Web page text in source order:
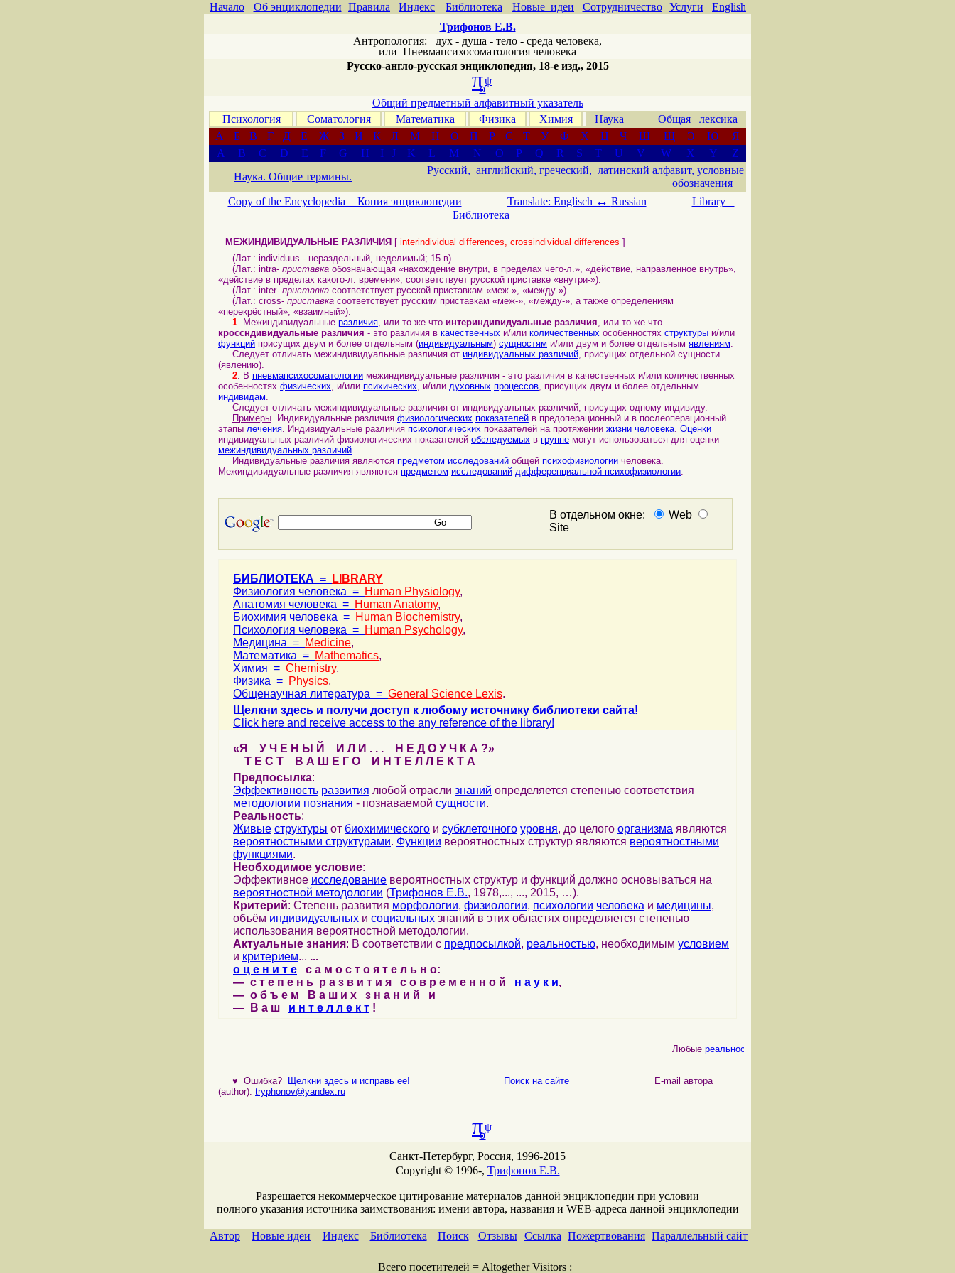
Начало Об энциклопедии Правила Индекс Библиотека Новые идеи Сотрудничество Услуги
English
Трифонов Е.В.
Антропология: дух - душа - тело - среда человека,
или Пневмапсихосоматология человека
Русско-англо-русская энциклопедия, 18-е изд., 2015
πψ
σ
Общий предметный алфавитный указатель
Психология
Соматология Математика Физика Химия
Наука Общая лексика
А
Б В Г Д Е Ж З И К Л М Н О П Р С Т У Ф Х Ц Ч Ш Щ Э Ю
Я
A
B C D E F G H I J K L M N O P Q R S T U V W X Y
Z
Наука. Общие термины.
Русский, английский, греческий, латинский алфавит, условные
обозначения
Copy of the Encyclopedia = Копия энциклопедии Translate: Englisch ↔ Russian
Library =
Библиотека
МЕЖИНДИВИДУАЛЬНЫЕ РАЗЛИЧИЯ [ interindividual differences, crossindividual differences ]
(Лат.: individuus - нераздельный, неделимый; 15 в).
(Лат.: intra- приставка обозначающая «нахождение внутри, в пределах чего-л.», «действие, направленное внутрь»,
«действие в пределах какого-л. времени»; соответствует русской приставке «внутри-»).
(Лат.: inter- приставка соответствует русской приставкам «меж-», «между-»).
(Лат.: cross- приставка соответствует русским приставкам «меж-», «между-», а также определениям
«перекрёстный», «взаимный»).
1. Межиндивидуальные различия, или то же что интериндивидуальные различия, или то же что
кроссндивидуальные различия - это различия в качественных и/или количественных особенностях структуры и/или
функций присущих двум и более отдельным (индивидуальным) сущностям и/или двум и более отдельным явлениям.
Следует отличать межиндивидуальные различия от индивидуальных различий, присущих отдельной сущности
(явлению).
2. В пневмапсихосоматологии межиндивидуальные различия - это различия в качественных и/или количественных
особенностях физических, и/или психических, и/или духовных процессов, присущих двум и более отдельным
индивидам.
Следует отличать межиндивидуальные различия от индивидуальных различий, присущих одному индивиду.
Примеры. Индивидуальные различия физиологических показателей в предоперационный и в послеоперационный
этапы лечения. Индивидуальные различия психологических показателей на протяжении жизни человека. Оценки
индивидуальных различий физиологических показателей обследуемых в группе могут использоваться для оценки
межиндивидуальных различий.
Индивидуальные различия являются предметом исследований общей психофизиологии человека.
Межиндивидуальные различия являются предметом исследований дифференциальной психофизиологии.
В отдельном окне:
Web
Site
БИБЛИОТЕКА =
LIBRARY
Физиология человека = Human Physiology,
Анатомия человека = Human Anatomy,
Биохимия человека = Human Biochemistry,
Психология человека = Human Psychology,
Медицина = Medicine,
Математика = Mathematics,
Химия = Chemistry,
Физика = Physics,
Общенаучная литература = General Science Lexis.
Щелкни здесь и получи доступ к любому источнику библиотеки сайта!
Click here and receive access to the any reference of the library!
«Я У Ч Е Н Ы Й И Л И . . . Н Е Д О У Ч К А ?»
Т Е С Т В А Ш Е Г О И Н Т Е Л Л Е К Т А
Предпосылка:
Эффективность развития любой отрасли знаний определяется степенью соответствия
методологии познания - познаваемой сущности.
Реальность:
Живые структуры от биохимического и субклеточного уровня, до целого организма являются
вероятностными структурами. Функции вероятностных структур являются вероятностными
функциями.
Необходимое условие:
Эффективное исследование вероятностных структур и функций должно основываться на
вероятностной методологии (Трифонов Е.В., 1978,..., ..., 2015, …).
Критерий: Степень развития морфологии, физиологии, психологии человека и медицины,
объём индивидуальных и социальных знаний в этих областях определяется степенью
использования вероятностной методологии.
Актуальные знания: В соответствии с предпосылкой, реальностью, необходимым условием
и критерием... ...
о ц е н и т е с а м о с т о я т е л ь н о:
— с т е п е н ь р а з в и т и я с о в р е м е н н о й н а у к и,
— о б ъ е м В а ш и х з н а н и й и
— В а ш и н т е л л е к т !
Любыереальности
♥ Ошибка? Щелкни здесь и исправь ее! Поиск на сайте E-mail автора
(author): tryphonov@yandex.ru
πψ
σ
Санкт-Петербург, Россия, 1996-2015
Copyright © 1996-, Трифонов Е.В.
Разрешается некоммерческое цитирование материалов данной энциклопедии при условии
полного указания источника заимствования: имени автора, названия и WEB-адреcа данной энциклопедии
Автор Новые идеи Индекс Библиотека Поиск Отзывы Ссылка Пожертвования Параллельный сайт
Всего посетителей = Altogether Visitors :